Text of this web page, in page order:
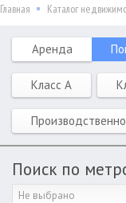
Главная Каталог
Аренда
Класс A
Поиск по
Не выбрано